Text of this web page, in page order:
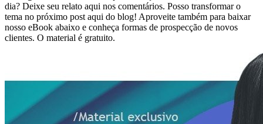
dia? Deixe seu relato aqui nos comentários. Posso transformar o
tema no próximo post aqui do blog! Aproveite também para baixar
nosso eBook abaixo e conheça formas de prospecção de novos
clientes. O material é gratuito.